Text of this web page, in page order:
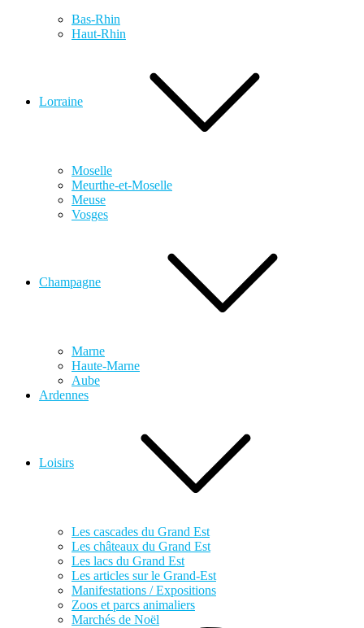
Bas-Rhin
Haut-Rhin
Lorraine
Moselle
Meurthe-et-Moselle
Meuse
Vosges
Champagne
Marne
Haute-Marne
Aube
Ardennes
Loisirs
Les cascades du Grand Est
Les châteaux du Grand Est
Les lacs du Grand Est
Les articles sur le Grand-Est
Manifestations / Expositions
Zoos et parcs animaliers
Marchés de Noël